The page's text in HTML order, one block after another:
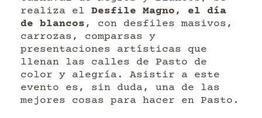
realiza el Desfile Magno, el día
de blancos , con desfiles masivos,
carrozas, comparsas y
presentaciones artísticas que
llenan las calles de Pasto de
color y alegría. Asistir a este
evento es, sin duda, una de las
mejores cosas para hacer en Pasto.